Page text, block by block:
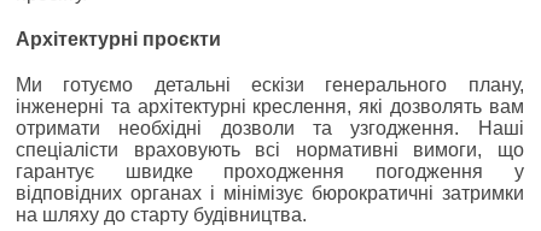
Архітектурні проєкти
Ми готуємо детальні ескізи генерального плану,
інженерні та архітектурні креслення, які дозволять вам
отримати необхідні дозволи та узгодження. Наші
спеціалісти враховують всі нормативні вимоги, що
гарантує швидке проходження погодження у
відповідних органах і мінімізує бюрократичні затримки
на шляху до старту будівництва.